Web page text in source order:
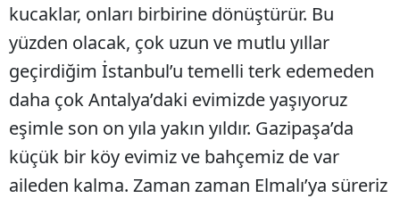
kucaklar, onları birbirine dönüştürür. Bu
yüzden olacak, çok uzun ve mutlu yıllar
geçirdiğim İstanbul’u temelli terk edemeden
daha çok Antalya’daki evimizde yaşıyoruz
eşimle son on yıla yakın yıldır. Gazipaşa’da
küçük bir köy evimiz ve bahçemiz de var
aileden kalma. Zaman zaman Elmalı’ya süreriz